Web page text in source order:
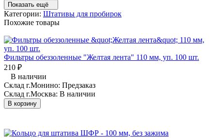
Показать ещё
Категории: Штативы для пробирок
Похожие товары
Фильтры обеззоленные "Желтая лента" 110 мм, уп. 100 шт.
210 ₽
В наличии
Склад г.Монино: Предзаказ
Склад г.Москва: В наличии
В корзину